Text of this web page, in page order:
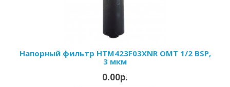
Напорный фильтр HTM423F03XNR OMT 1/2 BSP,
3 мкм
0.00р.